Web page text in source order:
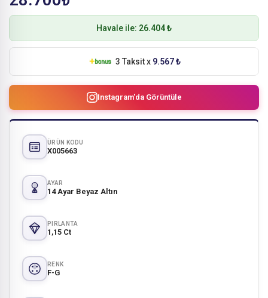
Havale ile: 26.404 ₺
3 Taksit x 9.567 ₺
Instagram'da Görüntüle
ÜRÜN KODU
X005663
AYAR
14 Ayar Beyaz Altın
PIRLANTA
1,15 Ct
RENK
F-G